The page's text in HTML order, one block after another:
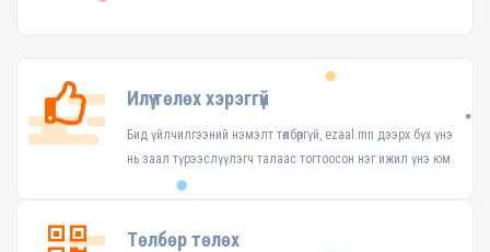
Илүү төлөх хэрэггүй
Бид үйлчилгээний нэмэлт төлбөргүй, ezaal.mn дээрх бүх үнэ
нь заал түрээслүүлэгч талаас тогтоосон нэг ижил үнэ юм.
Төлбөр төлөх